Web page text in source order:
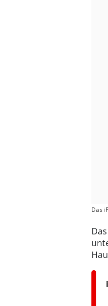
Das